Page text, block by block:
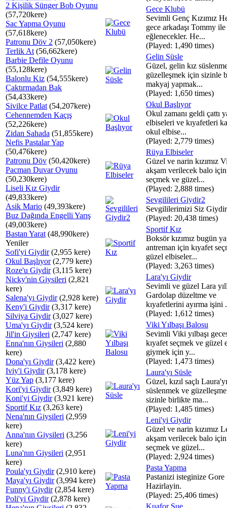
2 Kişilik Sünger Bob Oyunu
(57,720kere)
Sac Yapma Oyunu
(57,618kere)
Patronu Döv 2 (57,050kere)
Terlik At (56,662kere)
Barbie Defile Oyunu
(55,128kere)
Balonlu Kiz (54,555kere)
Çaktırmadan Bak
(54,433kere)
Sivilce Patlat (54,207kere)
Cehennemden Kaçış
(52,226kere)
Zidan Sahada (51,855kere)
Nefis Pastalar Yap
(50,476kere)
Patronu Döv (50,420kere)
Pacman Duvar Oyunu
(50,230kere)
Liseli Kız Giydir
(49,833kere)
Asik Mario (49,393kere)
Buz Dağında Engelli Yarış
(49,003kere)
Bastan Yarat (48,990kere)
Yeniler
Sofi'yi Giydir(2,955 kere)
Okul Başlıyor(2,779 kere)
Roze'u Giydir(3,115 kere)
Nicky'nin Giysileri (2,821
kere)
Salena'yı Giydir(2,928 kere)
Keny'i Giydir(3,317 kere)
Silviya Giydir(3,027 kere)
Uma'yı Giydir(3,524 kere)
Jil'in Giysileri (2,747 kere)
Enna'nın Giysileri (2,880
kere)
Dona'yı Giydir(3,422 kere)
Iviy'i Giydir(3,178 kere)
Yüz Yap (3,177 kere)
Kori'yi Giydir(3,849 kere)
Koni'yi Giydir(3,921 kere)
Sportif Kız (3,263 kere)
Nena'nın Giysileri (2,959
kere)
Anna'nın Giysileri (3,256
kere)
Luna'nın Giysileri (2,951
kere)
Poula'yı Giydir(2,910 kere)
Maya'yı Giydir(3,994 kere)
Funny'i Giydir(2,854 kere)
Poli'yi Giydir(2,878 kere)
Gece Klubü
Sevimli Genç Kızımız
gece arkadaşı Tommy
eğlenecekler. He...
(Played: 1,490 times)
Gelin Süsle
Güzel, gelin kız
güzelleşmek için sizinle
makyaj yapmak...
(Played: 1,650 times)
Okul Başlıyor
Okul zamanı geldi çattı
elbiseleri ve kıyafetleri
okul elbise...
(Played: 2,779 times)
Rüya Elbiseler
Güzel ve narin kızımız
akşam verilecek balo
seçmek ve güzel...
(Played: 2,888 times)
Sevgilileri Giydir2
Sevgililerimizi Siz
(Played: 20,438 times)
Sportif Kız
Boksör kızımız bugün
antreman için kıyafet
güzel elbiseler...
(Played: 3,263 times)
Lara'yı Giydir
Sevimli ve güzel Lara
Gardolap düzeltme ve
kıyafetlerini ayırma işini
(Played: 1,612 times)
Viki Yılbaşı Balosu
Sevimli Viki yılbaşı
kıyafet seçmek ve güzel
giymek için y...
(Played: 1,473 times)
Laura'yı Süsle
Güzel, kızıl saçlı Laura'yı
süslenmek ve
sizinle birlikte ma...
(Played: 1,485 times)
Leni'yi Giydir
Güzel ve narin kızımız
akşam verilecek balo
seçmek ve güzel...
(Played: 2,924 times)
Pasta Yapma
Pastanizi isteginize Gore
Hazirlayin.
(Played: 25,406 times)
Kuafor Sue